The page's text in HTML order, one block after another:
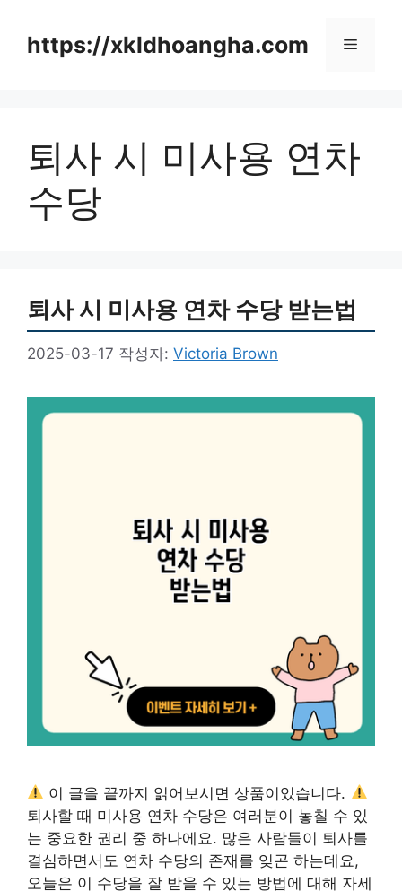
https://xkldhoangha.com 메
퇴사 시 미사용 연차
수당
퇴사 시 미사용 연차 수당 받는법
2025-03-17 작성자: Victoria Brown
이 글을 끝까지 읽어보시면 상품이있습니다.
퇴사할 때 미사용 연차 수당은 여러분이 놓칠 수 있
는 중요한 권리 중 하나에요. 많은 사람들이 퇴사를
결심하면서도 연차 수당의 존재를 잊곤 하는데요,
오늘은 이 수당을 잘 받을 수 있는 방법에 대해 자세